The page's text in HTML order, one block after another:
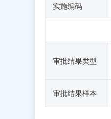
实施编码
审批结果类型
审批结果样本